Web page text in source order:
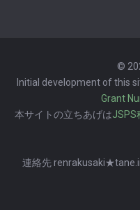
©
Initial development of this
Grant
本サイトの立ちあげはJSPS
連絡先